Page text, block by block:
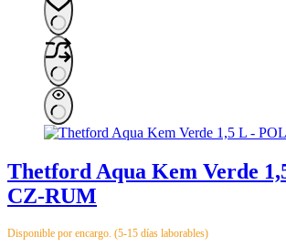
Thetford Aqua Kem Verde
CZ-RUM
Disponible por encargo. (5-15 días laborables)